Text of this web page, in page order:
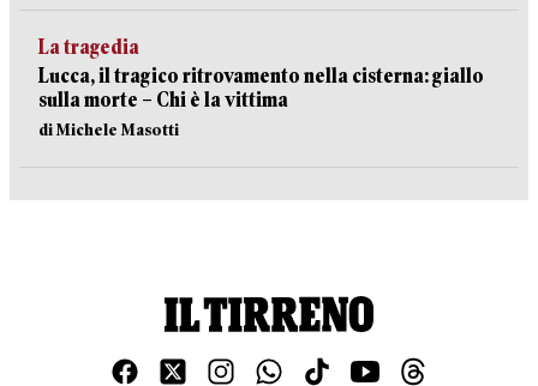
La tragedia
Lucca, il tragico ritrovamento nella cisterna: giallo
sulla morte – Chi è la vittima
di Michele Masotti